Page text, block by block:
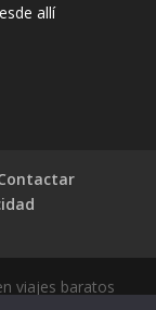
allí
viajes baratos